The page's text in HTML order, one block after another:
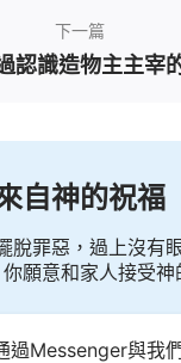
下一篇
認識造物主主宰
自神的祝福
脫罪惡，過上沒有
願意和家人接受神
過Messenger與我